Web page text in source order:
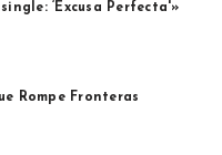
‘Excusa Perfecta'»
Rompe Fronteras